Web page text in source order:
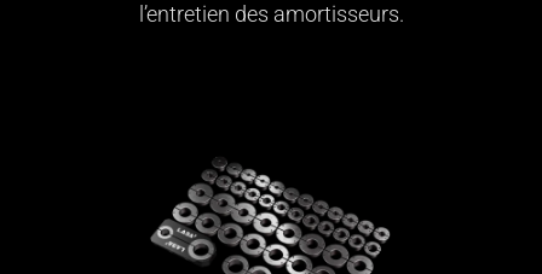
l’entretien des amortisseurs.